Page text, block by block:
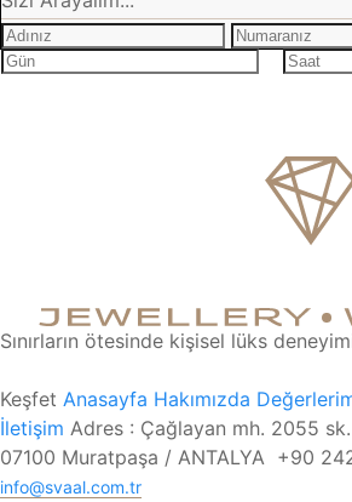
Sınırların ötesinde kişisel lüks
Keşfet Anasayfa Hakımızda
İletişim Adres : Çağlayan mh. 2055
07100 Muratpaşa / ANTALYA +90
info@svaal.com.tr